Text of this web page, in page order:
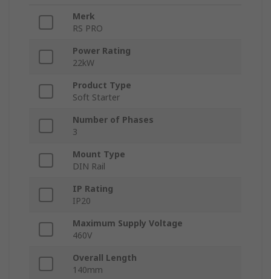
Merk
RS PRO
Power Rating
22kW
Product Type
Soft Starter
Number of Phases
3
Mount Type
DIN Rail
IP Rating
IP20
Maximum Supply Voltage
460V
Overall Length
140mm